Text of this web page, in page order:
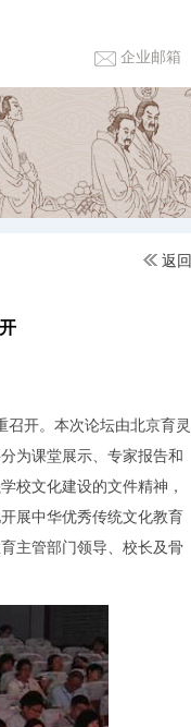
企业邮箱
返回
开。本次论坛由北京育灵
为课堂展示、专家报告和
校文化建设的文件精神，
展中华优秀传统文化教育
主管部门领导、校长及骨